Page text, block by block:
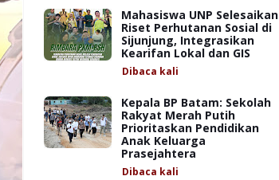
Mahasiswa UNP Selesaikan
Riset Perhutanan Sosial di
Sijunjung, Integrasikan
Kearifan Lokal dan GIS
Dibaca kali
Kepala BP Batam: Sekolah
Rakyat Merah Putih
Prioritaskan Pendidikan
Anak Keluarga
Prasejahtera
Dibaca kali